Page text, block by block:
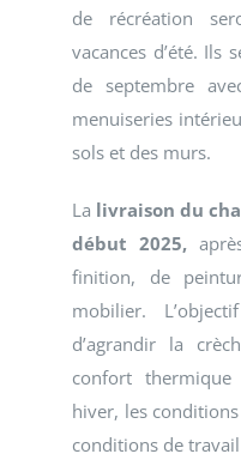
de récréation
vacances d’été. Ils
de septembre
menuiseries
sols et des murs.
La livraison du
début 2025,
finition, de
mobilier.
d’agrandir la
confort
hiver, les
conditions de